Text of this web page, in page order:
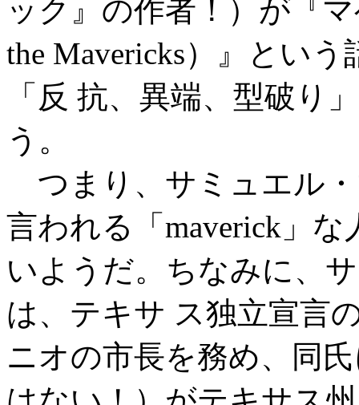
ック』の作者！）が『
the Mavericks）』とい
「反 抗、異端、型破り
う。
つまり、サミュエル
言われる「maverick」
いようだ。ちなみに、
は、テキサ ス独立宣言
ニオの市長を務め、同